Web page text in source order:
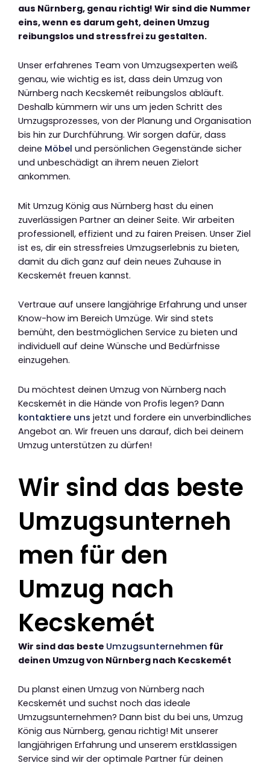
aus Nürnberg, genau richtig! Wir sind die Nummer
eins, wenn es darum geht, deinen Umzug
reibungslos und stressfrei zu gestalten.
Unser erfahrenes Team von Umzugsexperten weiß
genau, wie wichtig es ist, dass dein Umzug von
Nürnberg nach Kecskemét reibungslos abläuft.
Deshalb kümmern wir uns um jeden Schritt des
Umzugsprozesses, von der Planung und Organisation
bis hin zur Durchführung. Wir sorgen dafür, dass
deine Möbel und persönlichen Gegenstände sicher
und unbeschädigt an ihrem neuen Zielort
ankommen.
Mit Umzug König aus Nürnberg hast du einen
zuverlässigen Partner an deiner Seite. Wir arbeiten
professionell, effizient und zu fairen Preisen. Unser Ziel
ist es, dir ein stressfreies Umzugserlebnis zu bieten,
damit du dich ganz auf dein neues Zuhause in
Kecskemét freuen kannst.
Vertraue auf unsere langjährige Erfahrung und unser
Know-how im Bereich Umzüge. Wir sind stets
bemüht, den bestmöglichen Service zu bieten und
individuell auf deine Wünsche und Bedürfnisse
einzugehen.
Du möchtest deinen Umzug von Nürnberg nach
Kecskemét in die Hände von Profis legen? Dann
kontaktiere uns jetzt und fordere ein unverbindliches
Angebot an. Wir freuen uns darauf, dich bei deinem
Umzug unterstützen zu dürfen!
Wir sind das beste
Umzugsunterneh
men für den
Umzug nach
Kecskemét
Wir sind das beste Umzugsunternehmen für
deinen Umzug von Nürnberg nach Kecskemét
Du planst einen Umzug von Nürnberg nach
Kecskemét und suchst noch das ideale
Umzugsunternehmen? Dann bist du bei uns, Umzug
König aus Nürnberg, genau richtig! Mit unserer
langjährigen Erfahrung und unserem erstklassigen
Service sind wir der optimale Partner für deinen